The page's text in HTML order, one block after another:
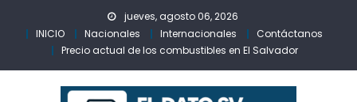
jueves, agosto 06, 2026
INICIO
Nacionales Internacionales
Contáctanos
Precio actual de los combustibles en El Salvador